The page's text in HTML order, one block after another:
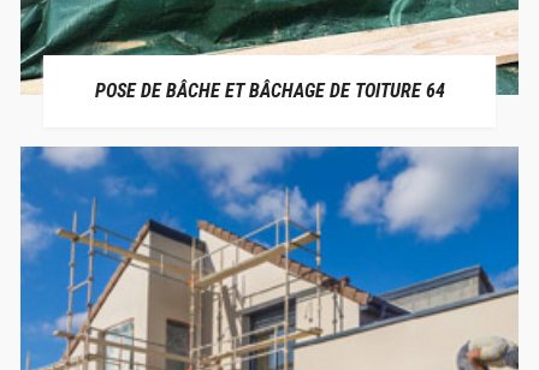
POSE DE BÂCHE ET BÂCHAGE DE TOITURE 64